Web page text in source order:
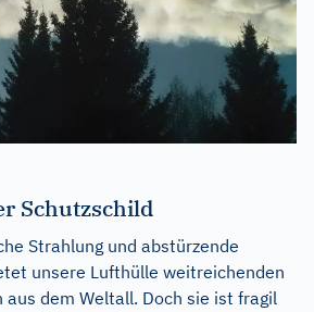
Schutzschild
Strahlung und abstürzende
unsere Lufthülle weitreichenden
aus dem Weltall. Doch sie ist fragil